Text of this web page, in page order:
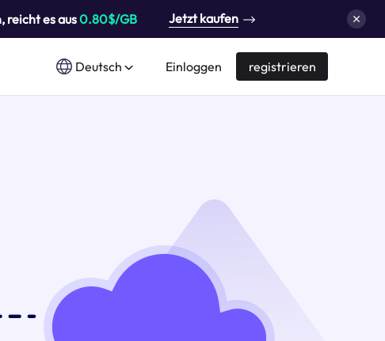
reicht es aus0.80$/GB Jetzt kaufen
Deutsch Einloggen registrieren